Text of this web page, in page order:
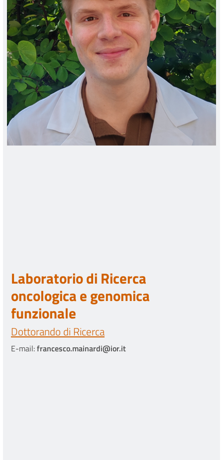
Laboratorio di Ricerca
oncologica e genomica
funzionale
Dottorando di Ricerca
E-mail:francesco.mainardi@ior.it